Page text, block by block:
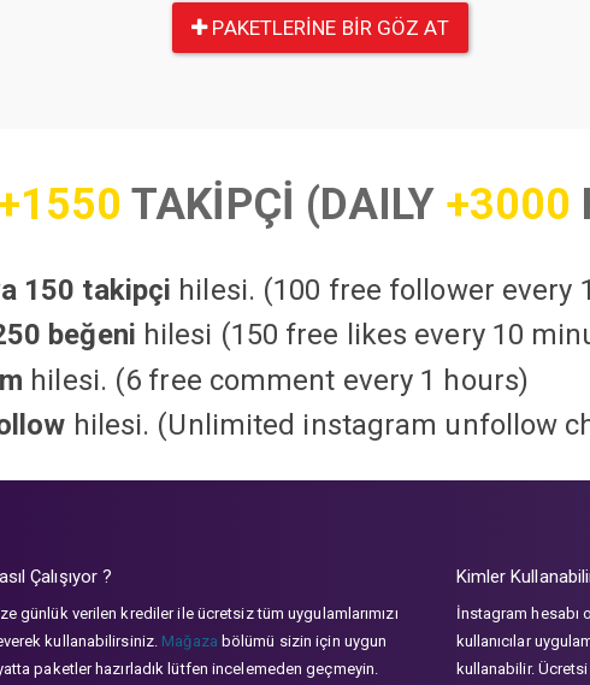
PAKETLERINE BIR GÖZ AT
TAKİPÇİ (DAILY +3000
150 takipçi hilesi. (100 free follower every
beğeni hilesi (150 free likes every 10
hilesi. (6 free comment every 1 hours)
hilesi. (Unlimited instagram unfollow
Çalışıyor ?
günlük verilen krediler ile ücretsiz tüm uygulamlarımızı
kullanabilirsiniz. Mağaza bölümü sizin için uygun
paketler hazırladık lütfen incelemeden geçmeyin.
Kimler
İnstagram hesabı
kullanıcılar
kullanabilir.